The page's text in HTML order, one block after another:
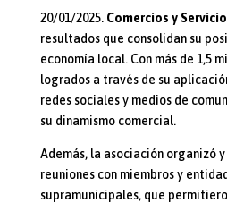
20/01/2025. Comercios y
resultados que consolidan su
economía local. Con más de 1,5
logrados a través de su
redes sociales y medios de
su dinamismo comercial.
Además, la asociación organizó
reuniones con miembros y
supramunicipales, que